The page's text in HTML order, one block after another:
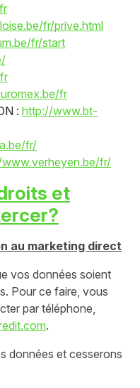
fr/prive.html
fr/start
fr
: http://www.bt-
fr/
fr/
et
au marketing direct
vos données soient
Pour ce faire, vous
par téléphone,
.
données et cesserons